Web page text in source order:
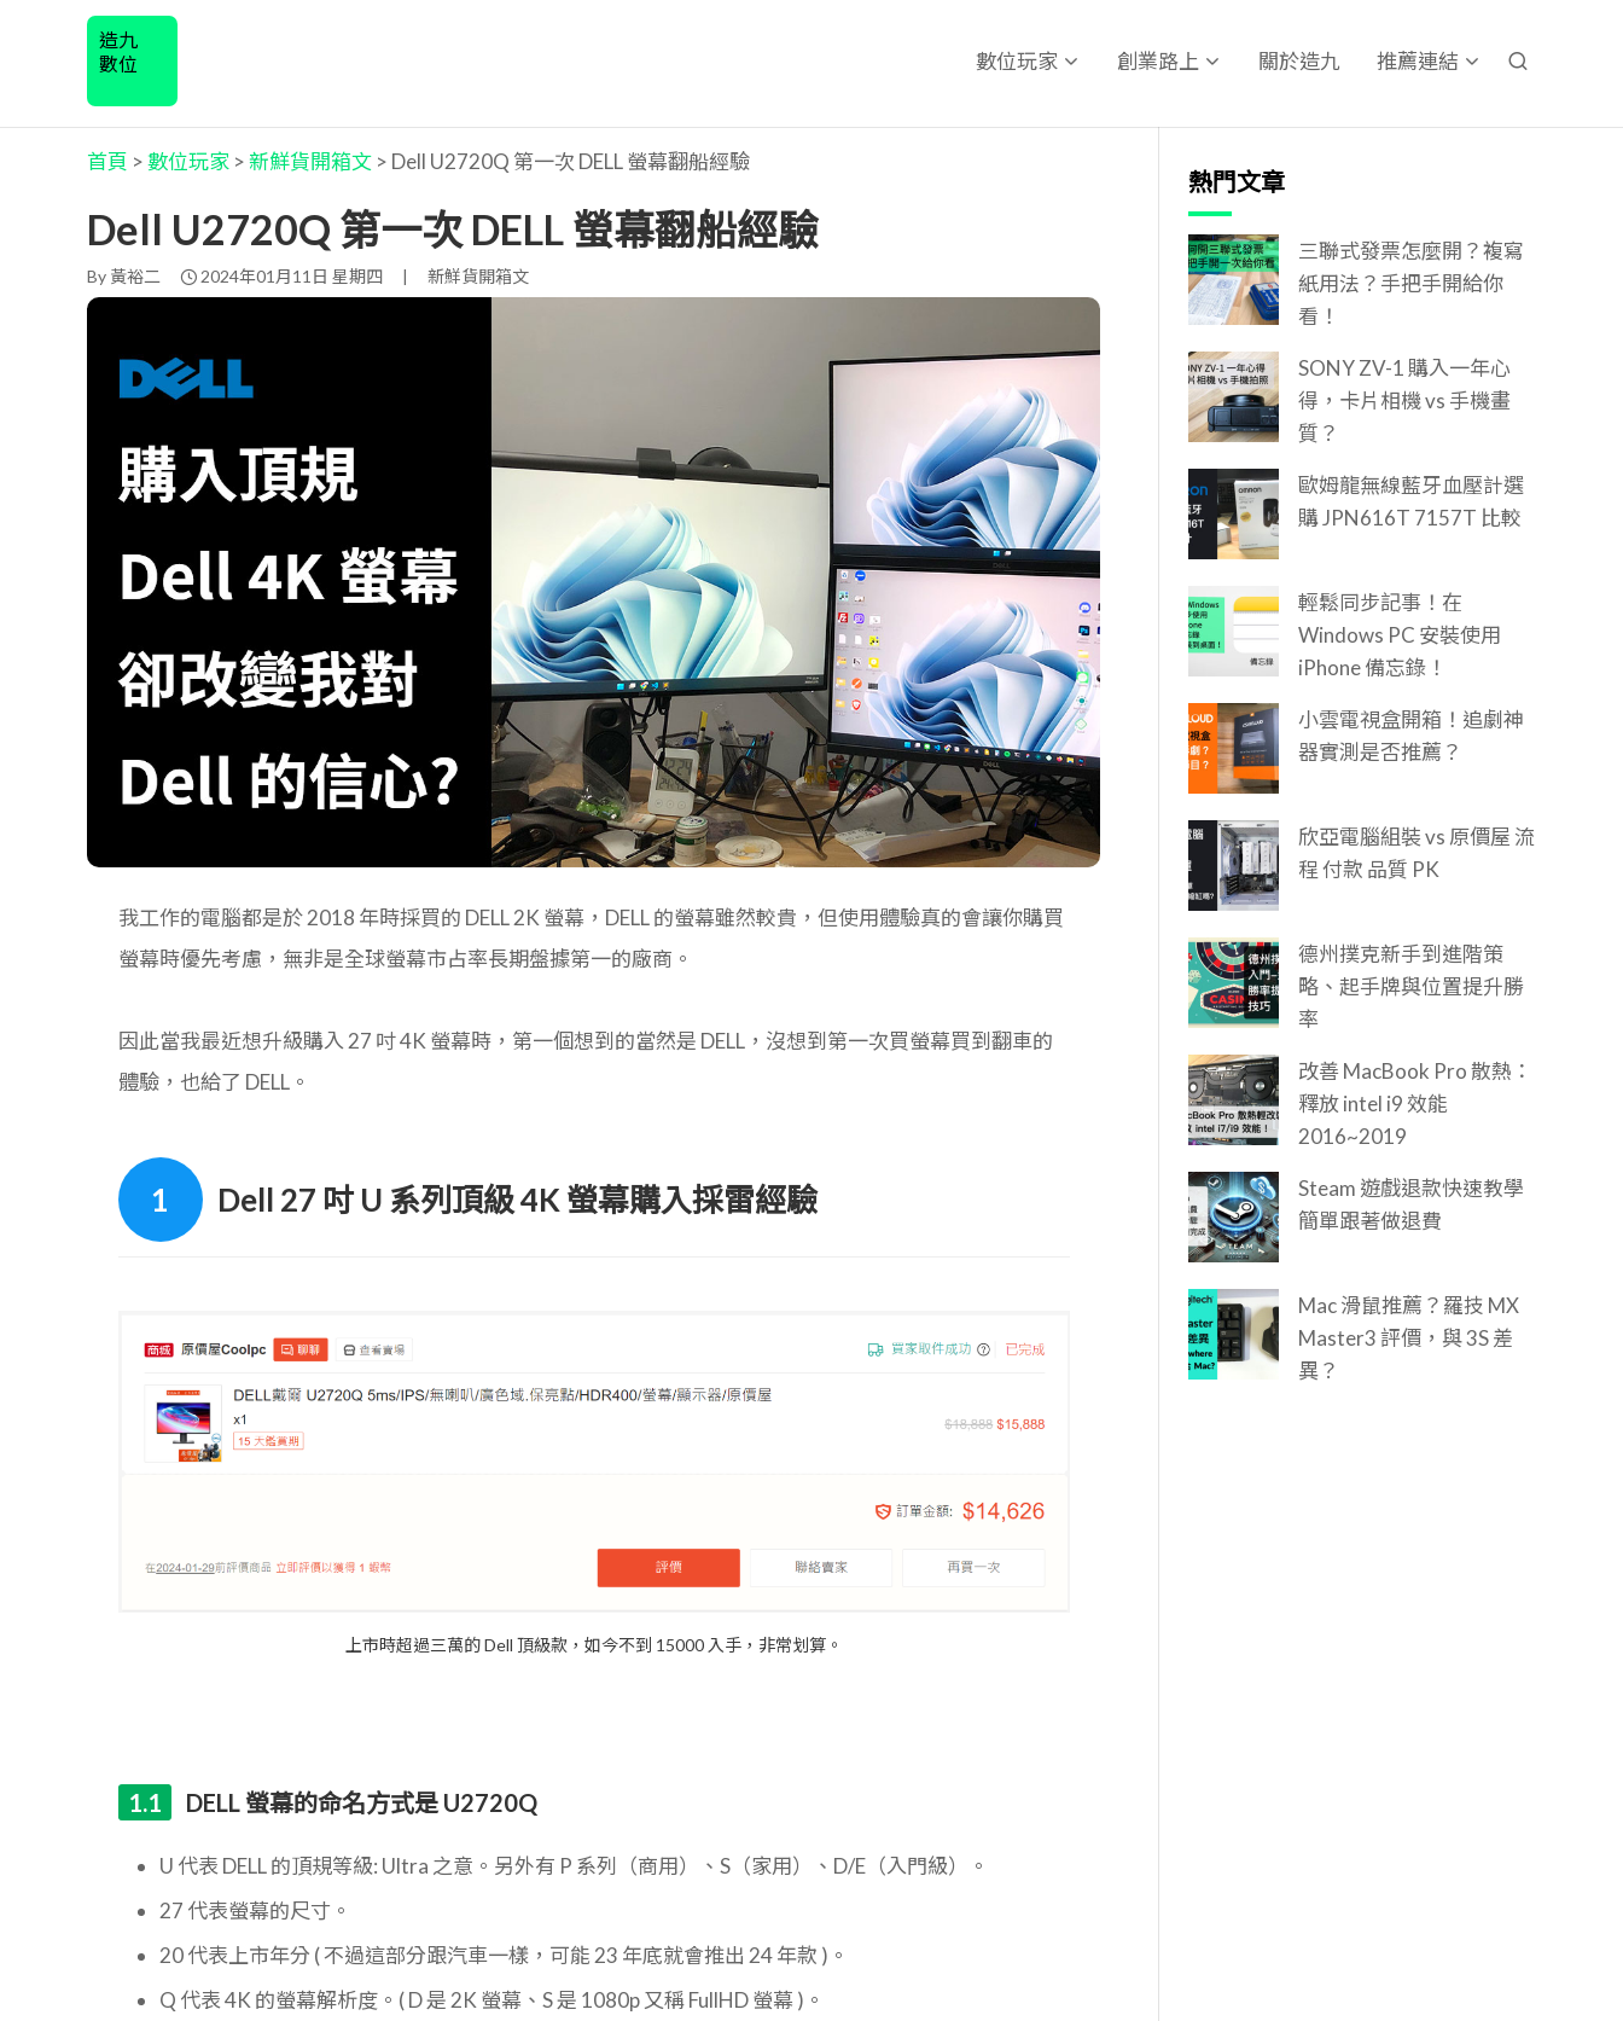
造九
數位
數位玩家 創業路上 關於造九 推薦連結
首頁 >數位玩家 >新鮮貨開箱文 > Dell U2720Q 第一次 DELL 螢幕翻船經驗
Dell U2720Q 第一次 DELL 螢幕翻船經驗
By 黃裕二 2024年01月11日 星期四 | 新鮮貨開箱文
我工作的電腦都是於 2018 年時採買的 DELL 2K 螢幕，DELL 的螢幕雖然較貴，但使用體驗真的會讓你購買
螢幕時優先考慮，無非是全球螢幕市占率長期盤據第一的廠商。
因此當我最近想升級購入 27 吋 4K 螢幕時，第一個想到的當然是 DELL，沒想到第一次買螢幕買到翻車的
體驗，也給了 DELL。
Dell 27 吋 U 系列頂級 4K 螢幕購入採雷經驗
上市時超過三萬的 Dell 頂級款，如今不到 15000 入手，非常划算。
DELL 螢幕的命名方式是 U2720Q
U 代表 DELL 的頂規等級: Ultra 之意。另外有 P 系列（商用）、 S（家用）、D/E（入門級）。
27 代表螢幕的尺寸。
20 代表上市年分 ( 不過這部分跟汽車一樣，可能 23 年底就會推出 24 年款 )。
Q 代表 4K 的螢幕解析度。( D 是 2K 螢幕、S 是 1080p 又稱 FullHD 螢幕 )。
熱門文章
三聯式發票怎麼開？複寫
紙用法？手把手開給你
看！
SONY ZV-1 購入一年心
得，卡片相機 vs 手機畫
質？
歐姆龍無線藍牙血壓計選
購 JPN616T 7157T 比較
輕鬆同步記事！在
Windows PC 安裝使用
iPhone 備忘錄！
小雲電視盒開箱！追劇神
器實測是否推薦？
欣亞電腦組裝 vs 原價屋 流
程 付款 品質 PK
德州撲克新手到進階策
略、起手牌與位置提升勝
率
改善 MacBook Pro 散熱：
釋放 intel i9 效能
2016~2019
Steam 遊戲退款快速教學
簡單跟著做退費
Mac 滑鼠推薦？羅技 MX
Master3 評價，與 3S 差
異？